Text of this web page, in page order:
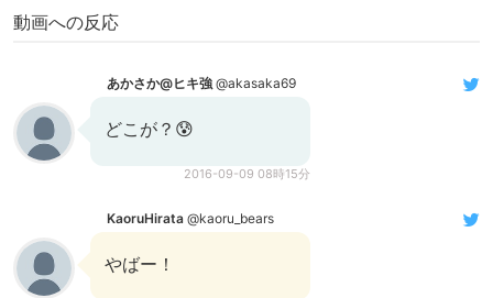
動画への反応
あかさか@ヒキ強 @akasaka69
どこが？😰
2016-09-09 08時15分
KaoruHirata @kaoru_bears
やばー！